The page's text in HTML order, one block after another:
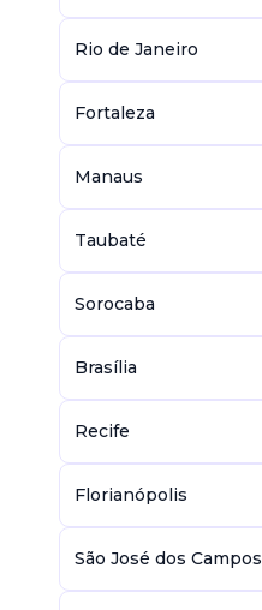
Rio de Janeiro
Fortaleza
Manaus
Taubaté
Sorocaba
Brasília
Recife
Florianópolis
São José dos Campos